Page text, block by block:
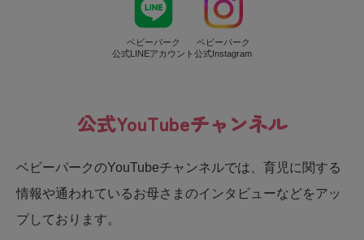
ベビーパーク
公式LINEアカウント
ベビーパーク
公式Instagram
公式YouTubeチャンネル
ベビーパークのYouTubeチャンネルでは、育児に関する
情報や通われているお母さまのインタビューなどをアッ
プしております。